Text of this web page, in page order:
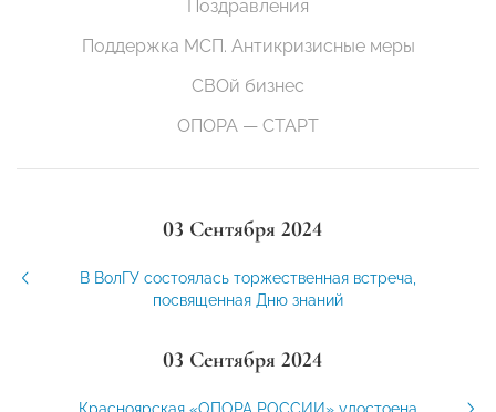
Поздравления
Поддержка МСП. Антикризисные меры
СВОй бизнес
ОПОРА — СТАРТ
03 Сентября 2024
В ВолГУ состоялась торжественная встреча,
посвященная Дню знаний
03 Сентября 2024
Красноярская «ОПОРА РОССИИ» удостоена